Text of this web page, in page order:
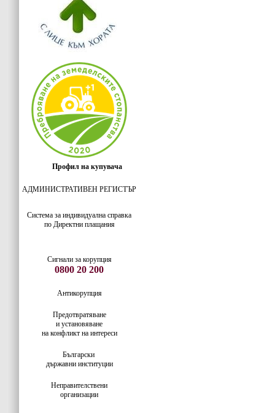
Профил на купувача
АДМИНИСТРАТИВЕН РЕГИСТЪР
Система за индивидуaлна справка
по Директни плащания
Сигнали за корупция
0800 20 200
Антикорупция
Предотвратяване
и установяване
на конфликт на интереси
Български
държавни институции
Неправителствени
организации